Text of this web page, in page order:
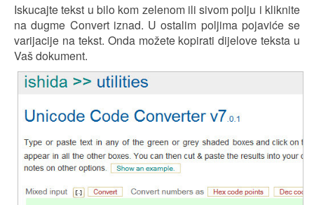
Iskucajte tekst u bilo kom zelenom ili sivom polju i kliknite
na dugme Convert iznad. U ostalim poljima pojaviće se
varijacije na tekst. Onda možete kopirati dijelove teksta u
Vaš dokument.